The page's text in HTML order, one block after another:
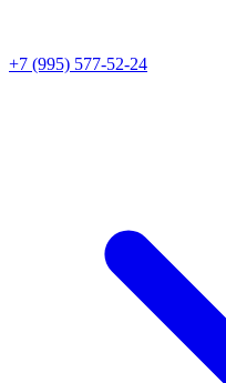
+7 (995) 577-52-24